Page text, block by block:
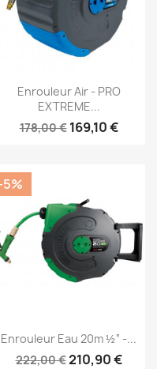
Aperçu rapide
Enrouleur Air - PRO
EXTREME...
178,00 € 169,10 €
Aperçu rapide
Enrouleur Eau 20m ½“ -...
222,00 €210,90 €
5%